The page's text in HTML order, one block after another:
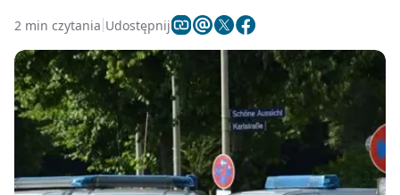
2 min czytania Udostępnij